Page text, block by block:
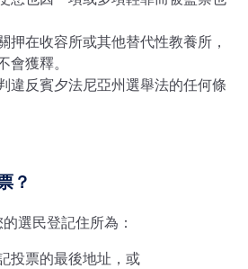
押在收容所或其他替代性教養所，
會獲釋。
違反賓夕法尼亞州選舉法的任何條
？
選民登記住所為：
投票的最後地址，或